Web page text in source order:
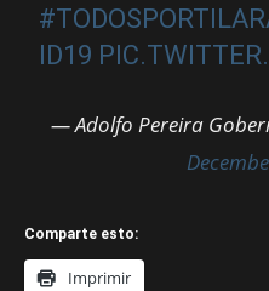
ID19
— Adolfo Pereira
Comparte esto:
Imprimir